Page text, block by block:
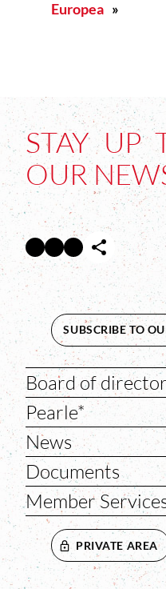
Europea »
STAY UP
OUR
Facebook Abre en nueva ventana
Twitter Abre en nueva
InstagramAbre en nueva
SUBSCRIBE TO
Board of
Pearle*
News
Documents
Member
PRIVATE AREA